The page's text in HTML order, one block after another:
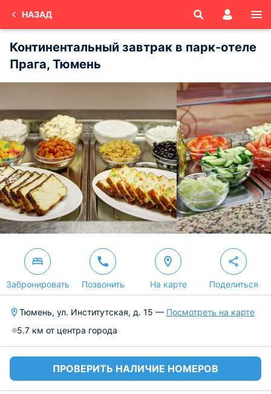
НАЗАД
Континентальный завтрак в парк-отеле
Прага, Тюмень
Забронировать Позвонить На карте Поделиться
Тюмень, ул. Институтская, д. 15 — Посмотреть на карте
5.7 км от центра города
ПРОВЕРИТЬ НАЛИЧИЕ НОМЕРОВ